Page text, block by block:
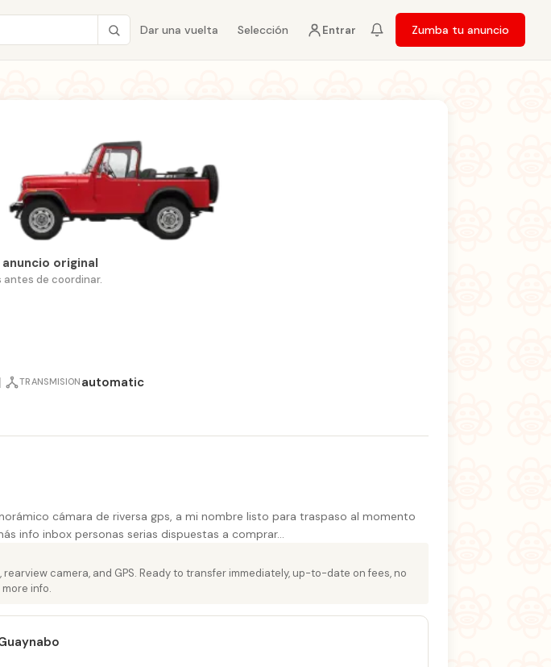
Dar una vuelta Selección Entrar Zumba tu anuncio
original
antes de coordinar.
| TRANSMISION automatic
cámara de riversa gps, a mi nombre listo para traspaso al momento
info inbox personas serias dispuestas a comprar…
camera, and GPS. Ready to transfer immediately, up-to-date on fees, no
info.